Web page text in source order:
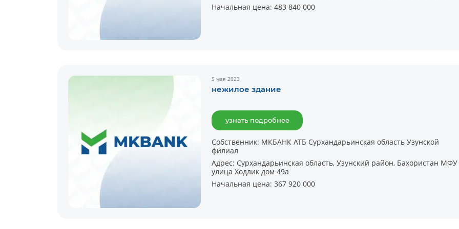
Начальная цена: 483 840 000
5 мая 2023
нежилое здание
узнать подробнее
Собственник: МКБАНК АТБ Сурхандарьинская область Узунской
филиал
Адрес: Сурхандарьинская область, Узунский район, Бахористан МФУ
улица Ходлик дом 49а
Начальная цена: 367 920 000